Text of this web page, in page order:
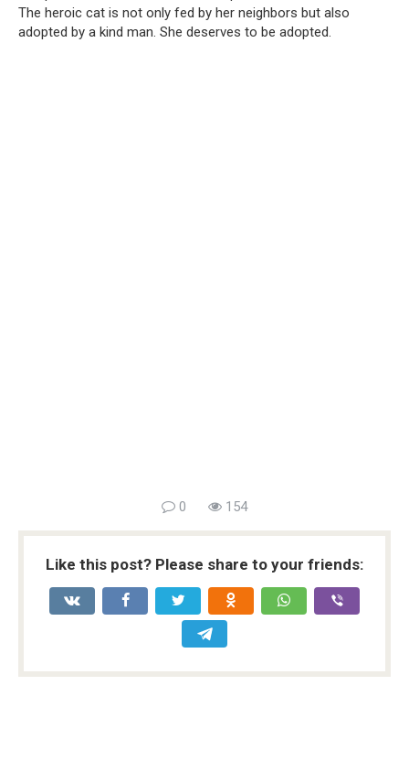
The heroic cat is not only fed by her neighbors but also
adopted by a kind man. She deserves to be adօpted.
0 154
Like this post? Please share to your friends: